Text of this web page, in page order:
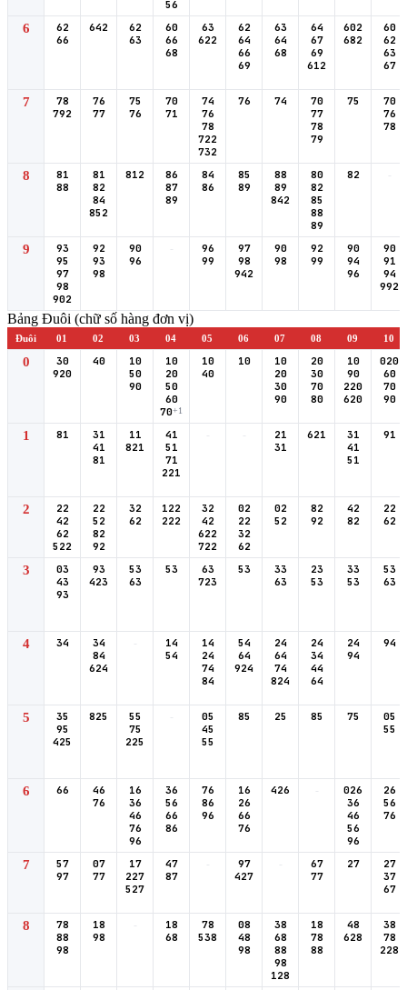
56
6
62
66
642
62
63
60
66
68
63
622
62
64
66
69
63
64
68
64
67
69
612
602
682
60
62
63
67
7
78
792
76
77
75
76
70
71
74
76
78
722
732
76 74
70
77
78
79
75
70
76
78
8
81
88
81
82
84
852
812
86
87
89
84
86
85
89
88
89
842
80
82
85
88
89
82 -
9
93
95
97
98
902
92
93
98
90
96
-
96
99
97
98
942
90
98
92
99
90
94
96
90
91
94
992
Bảng Đuôi (chữ số hàng đơn vị)
Đuôi 01 02 03 04 05 06 07 08 09 10
0
30
920
40
10
50
90
10
20
50
60
70+1
10
40
10
10
20
30
90
20
30
70
80
10
90
220
620
020
60
70
90
1 81
31
41
81
11
821
41
51
71
221
- -
21
31
621
31
41
51
91
2
22
42
62
522
22
52
82
92
32
62
122
222
32
42
622
722
02
22
32
62
02
52
82
92
42
82
22
62
3
03
43
93
93
423
53
63
53
63
723
53
33
63
23
53
33
53
53
63
4 34
34
84
624
-
14
54
14
24
74
84
54
64
924
24
64
74
824
24
34
44
64
24
94
94
5
35
95
425
825
55
75
225
-
05
45
55
85 25 85 75
05
55
6 66
46
76
16
36
46
76
96
36
56
66
86
76
86
96
16
26
66
76
426 -
026
36
46
56
96
26
56
76
7
57
97
07
77
17
227
527
47
87
-
97
427
-
67
77
27
27
37
67
8
78
88
98
18
98
-
18
68
78
538
08
48
98
38
68
88
98
128
18
78
88
48
628
38
78
228